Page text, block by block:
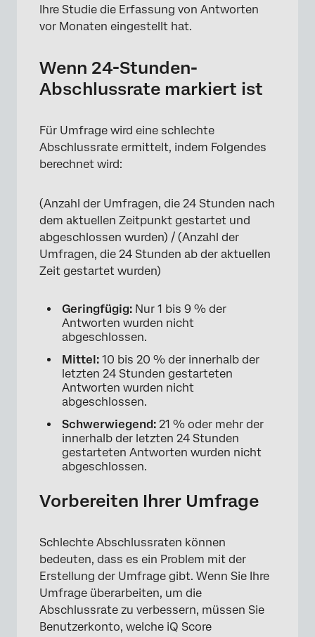
Ihre Studie die Erfassung von Antworten
vor Monaten eingestellt hat.
Wenn 24-Stunden-
Abschlussrate markiert ist
Für Umfrage wird eine schlechte
Abschlussrate ermittelt, indem Folgendes
berechnet wird:
(Anzahl der Umfragen, die 24 Stunden nach
dem aktuellen Zeitpunkt gestartet und
abgeschlossen wurden) / (Anzahl der
Umfragen, die 24 Stunden ab der aktuellen
Zeit gestartet wurden)
Geringfügig: Nur 1 bis 9 % der
Antworten wurden nicht
abgeschlossen.
Mittel: 10 bis 20 % der innerhalb der
letzten 24 Stunden gestarteten
Antworten wurden nicht
abgeschlossen.
Schwerwiegend: 21 % oder mehr der
innerhalb der letzten 24 Stunden
gestarteten Antworten wurden nicht
abgeschlossen.
Vorbereiten Ihrer Umfrage
Schlechte Abschlussraten können
bedeuten, dass es ein Problem mit der
Erstellung der Umfrage gibt. Wenn Sie Ihre
Umfrage überarbeiten, um die
Abschlussrate zu verbessern, müssen Sie
Benutzerkonto, welche iQ Score